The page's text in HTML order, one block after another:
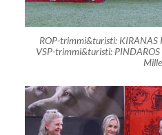
ROP-trimmi&turisti: KIRANAS
VSP-trimmi&turisti: